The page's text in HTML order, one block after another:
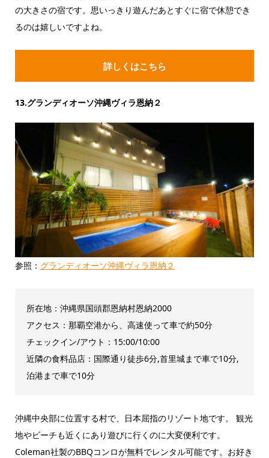
の大きさの宿です。思いっきり遊んだあとすぐに宿で休憩でき
るのは嬉しいですよね。
詳しくはこちら
13.グランディオーソ沖縄ヴィラ恩納２
参照： グランディオーソ沖縄ヴィラ恩納２
所在地：沖縄県国頭郡恩納村恩納2000
アクセス：那覇空港から、高速使って車で約50分
チェックイン/アウト：15:00/10:00
近隣の食料品店：国際通り徒歩6分,首里城まで車で10分,
泊港まで車で10分
沖縄中央部に位置する村で、日本屈指のリゾート地です。 観光
地やビーチも近くにあり遊びに行くのに大変便利です。
Coleman社製のBBQコンロが無料でレンタル可能です。お好き